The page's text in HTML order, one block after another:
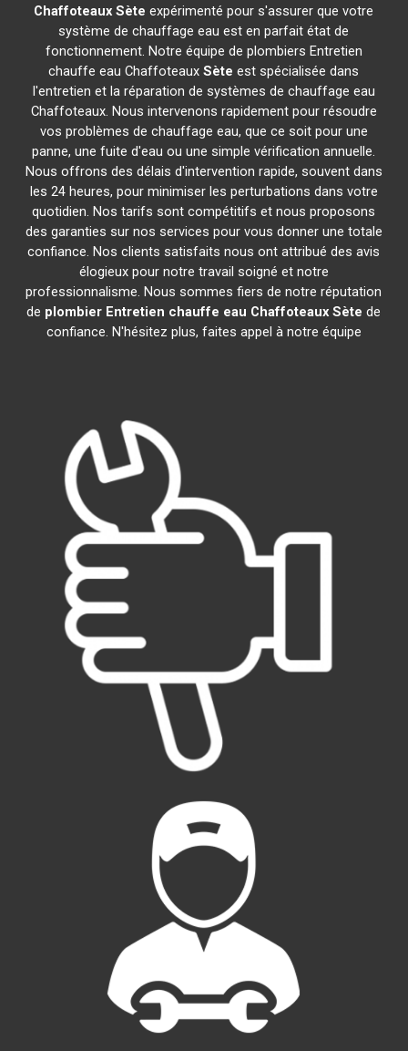
Chaffoteaux Sète expérimenté pour s'assurer que votre
système de chauffage eau est en parfait état de
fonctionnement. Notre équipe de plombiers Entretien
chauffe eau ChaffoteauxSète est spécialisée dans
l'entretien et la réparation de systèmes de chauffage eau
Chaffoteaux. Nous intervenons rapidement pour résoudre
vos problèmes de chauffage eau, que ce soit pour une
panne, une fuite d'eau ou une simple vérification annuelle.
Nous offrons des délais d'intervention rapide, souvent dans
les 24 heures, pour minimiser les perturbations dans votre
quotidien. Nos tarifs sont compétitifs et nous proposons
des garanties sur nos services pour vous donner une totale
confiance. Nos clients satisfaits nous ont attribué des avis
élogieux pour notre travail soigné et notre
professionnalisme. Nous sommes fiers de notre réputation
de plombier Entretien chauffe eau Chaffoteaux Sète de
confiance. N'hésitez plus, faites appel à notre équipe